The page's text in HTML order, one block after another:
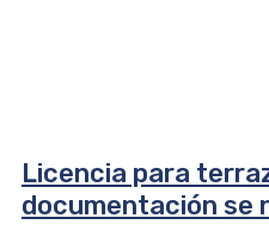
Licencia para
documentación se